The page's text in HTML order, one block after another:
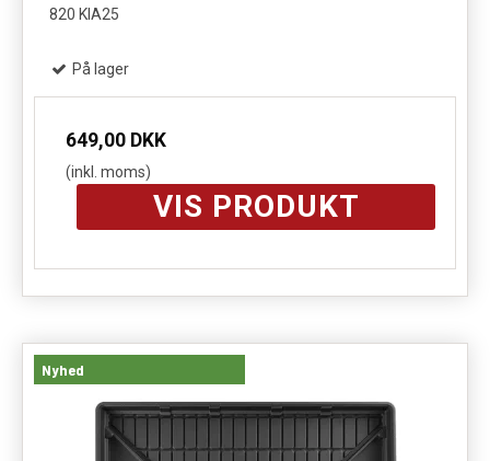
820 KIA25
På lager
649,00 DKK
(inkl. moms)
VIS PRODUKT
Nyhed